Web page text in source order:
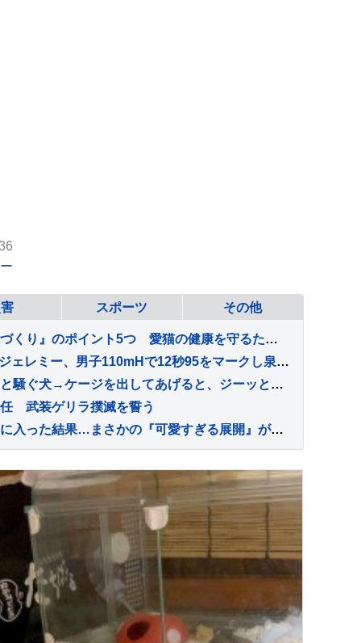
スポーツ その他
猫の長寿につながる『環境づくり』のポイント5つ 愛猫の健康を守るために心がけるべきこととは
驚異のU20アジア新！古賀ジェレミー、男子110mHで12秒95をマークし泉谷駿介以来の決勝進出【U20世界陸上】
『ハムスターが見たい！』と騒ぐ犬→ケージを出してあげると、ジーッと見つめて…人間の子どものような光景に反響「なんて尊いの」「姿勢がｗ」
武装ゲリラ撲滅を誓う
子猫が初めて『お風呂場』に入った結果…まさかの『可愛すぎる展開』が45万再生「兄猫たちがたまらんｗ」「見守り隊が増えて笑った」